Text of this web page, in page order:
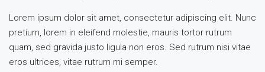
Lorem ipsum dolor sit amet, consectetur adipiscing elit. Nunc
pretium, lorem in eleifend molestie, mauris tortor rutrum
quam, sed gravida justo ligula non eros. Sed rutrum nisi vitae
eros ultrices, vitae rutrum mi semper.